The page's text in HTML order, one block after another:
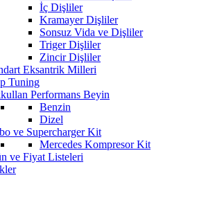
İç Dişliler
Kramayer Dişliler
Sonsuz Vida ve Dişliler
Triger Dişliler
Zincir Dişliler
Eksantrik Milleri
Tuning
Performans Beyin
Benzin
Dizel
ve Supercharger Kit
Mercedes Kompresor Kit
ve Fiyat Listeleri